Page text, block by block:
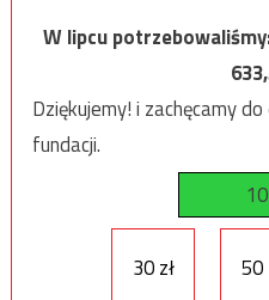
W lipcu
Dziękujemy! i zachęcamy
fundacji.
30 zł 50